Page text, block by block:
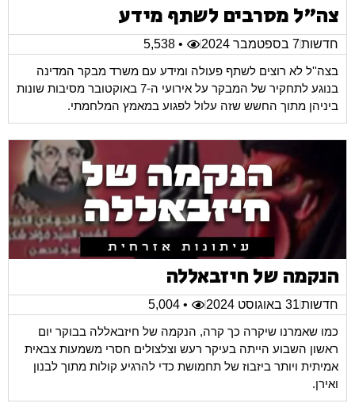
צה"ל מסרבים לשתף מידע
חדשות7 בספטמבר 2024
• 5,538
בצה''ל לא רוצים לשתף פעולה ומידע עם משרד מבקר המדינה
בנוגע לתחקיר של המבקר על אירועי ה-7 באוקטובר מסיבות שונות
ביניהן מתוך החשש שזה עלול לפגוע במאמץ המלחמתי.
הנקמה של חיזבאללה
חדשות31 באוגוסט 2024
• 5,004
כמו שאמרנו שיקרה כך קרה, הנקמה של חיזבאללה בבוקר יום
ראשון השבוע הייתה בעיקר רעש וצלצולים חסרי משמעות צבאית
אמיתית ויותר ביזבוז של תחמושת כדי להרגיע קולות מתוך לבנון
ואירן.